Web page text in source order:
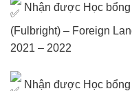
Nhận được Học
(Fulbright) – Foreign
2021 – 2022
Nhận được Học